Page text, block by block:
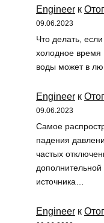
Engineer к
09.06.2023
Что делать,
холодное время
воды может в
Engineer к
09.06.2023
Самое
падения
частых
дополнительной
источника…
Engineer к